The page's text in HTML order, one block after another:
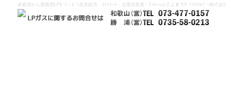
家庭用から業務用LPｶﾞｽ・ｶﾞｽ器具販売・ｴﾈﾌｧｰﾑ・太陽光発電・ﾘﾌｫｰﾑのことまでﾀﾞｲﾜｴﾈﾙｷﾞｰ株式会